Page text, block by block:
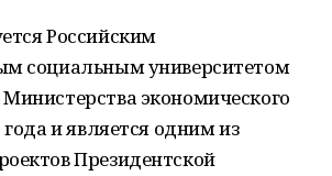
Российским
социальным университетом
экономического
года и является одним из
Президентской